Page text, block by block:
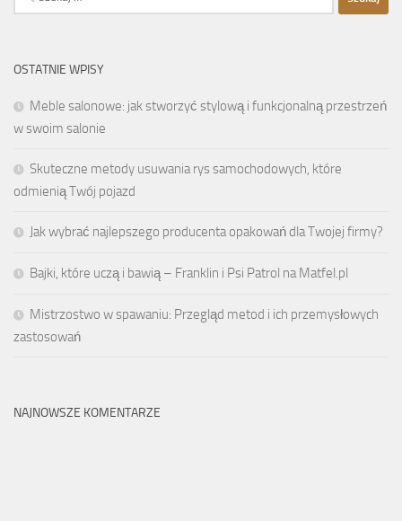
OSTATNIE WPISY
Meble salonowe: jak stworzyć stylową i funkcjonalną przestrzeń
w swoim salonie
Skuteczne metody usuwania rys samochodowych, które
odmienią Twój pojazd
Jak wybrać najlepszego producenta opakowań dla Twojej firmy?
Bajki, które uczą i bawią – Franklin i Psi Patrol na Matfel.pl
Mistrzostwo w spawaniu: Przegląd metod i ich przemysłowych
zastosowań
NAJNOWSZE KOMENTARZE